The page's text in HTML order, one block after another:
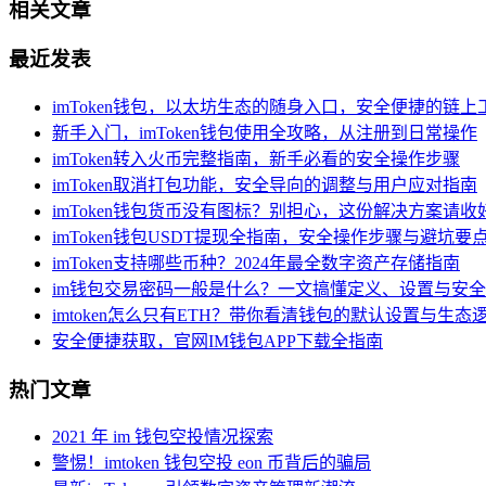
相关文章
最近发表
imToken钱包，以太坊生态的随身入口，安全便捷的链上
新手入门，imToken钱包使用全攻略，从注册到日常操作
imToken转入火币完整指南，新手必看的安全操作步骤
imToken取消打包功能，安全导向的调整与用户应对指南
imToken钱包货币没有图标？别担心，这份解决方案请收
imToken钱包USDT提现全指南，安全操作步骤与避坑要
imToken支持哪些币种？2024年最全数字资产存储指南
im钱包交易密码一般是什么？一文搞懂定义、设置与安全
imtoken怎么只有ETH？带你看清钱包的默认设置与生态
安全便捷获取，官网IM钱包APP下载全指南
热门文章
2021 年 im 钱包空投情况探索
警惕！imtoken 钱包空投 eon 币背后的骗局